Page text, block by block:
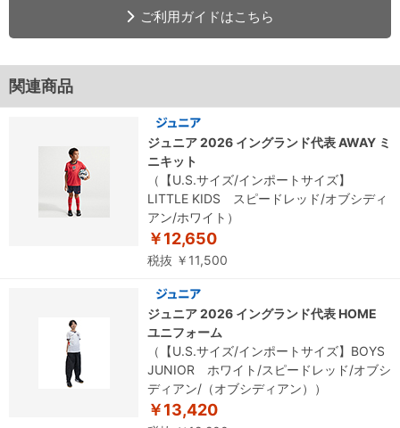
ご利用ガイドはこちら
関連商品
ジュニア 2026 イングランド代表 AWAY ミ
ニキット
（【U.S.サイズ/インポートサイズ】
LITTLE KIDS スピードレッド/オブシディ
アン/ホワイト）
￥12,650
税抜 ￥11,500
ジュニア 2026 イングランド代表 HOME
ユニフォーム
（【U.S.サイズ/インポートサイズ】BOYS
JUNIOR ホワイト/スピードレッド/オブシ
ディアン/（オブシディアン））
￥13,420